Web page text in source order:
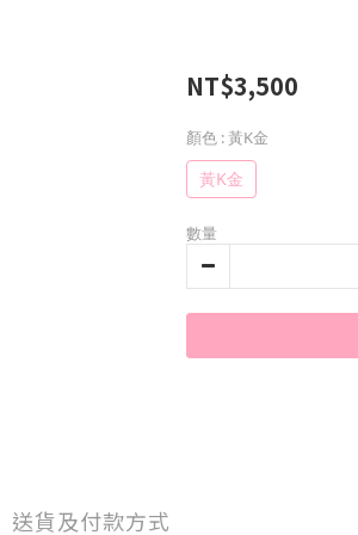
NT$3,500
顏色 : 黃K金
黃K金
數量
送貨及付款方式